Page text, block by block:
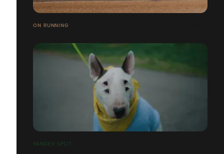
ON RUNNING
YANDEX SPLIT